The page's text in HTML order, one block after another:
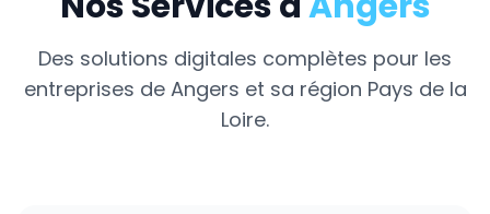
Des solutions digitales complètes pour les
entreprises de Angers et sa région Pays de la
Loire.